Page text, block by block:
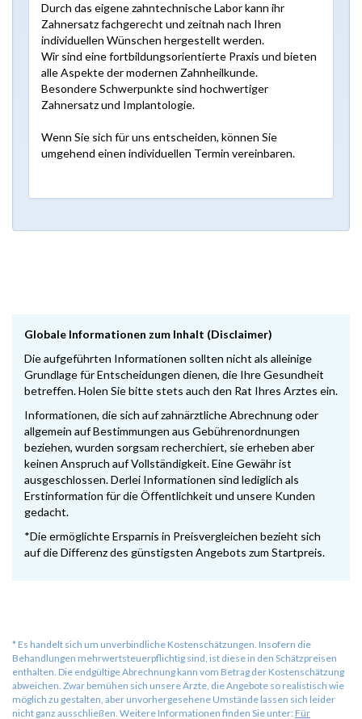
Durch das eigene zahntechnische Labor kann ihr
Zahnersatz fachgerecht und zeitnah nach Ihren
individuellen Wünschen hergestellt werden.
Wir sind eine fortbildungsorientierte Praxis und bieten
alle Aspekte der modernen Zahnheilkunde.
Besondere Schwerpunkte sind hochwertiger
Zahnersatz und Implantologie.
Wenn Sie sich für uns entscheiden, können Sie
umgehend einen individuellen Termin vereinbaren.
Globale Informationen zum Inhalt (Disclaimer)
Die aufgeführten Informationen sollten nicht als alleinige
Grundlage für Entscheidungen dienen, die Ihre Gesundheit
betreffen. Holen Sie bitte stets auch den Rat Ihres Arztes ein.
Informationen, die sich auf zahnärztliche Abrechnung oder
allgemein auf Bestimmungen aus Gebührenordnungen
beziehen, wurden sorgsam recherchiert, sie erheben aber
keinen Anspruch auf Vollständigkeit. Eine Gewähr ist
ausgeschlossen. Derlei Informationen sind lediglich als
Erstinformation für die Öffentlichkeit und unsere Kunden
gedacht.
*Die ermöglichte Ersparnis in Preisvergleichen bezieht sich
auf die Differenz des günstigsten Angebots zum Startpreis.
* Es handelt sich um unverbindliche Kostenschätzungen. Insofern die
Behandlungen mehrwertsteuerpflichtig sind, ist diese in den Schätzpreisen
enthalten. Die endgültige Abrechnung kann vom Betrag der Kostenschätzung
abweichen. Zwar bemühen sich unsere Ärzte, die Angebote so realistisch wie
möglich zu gestalten, aber unvorhergesehene Umstände lassen sich leider
nicht ganz ausschließen. Weitere Informationen finden Sie unter: Für